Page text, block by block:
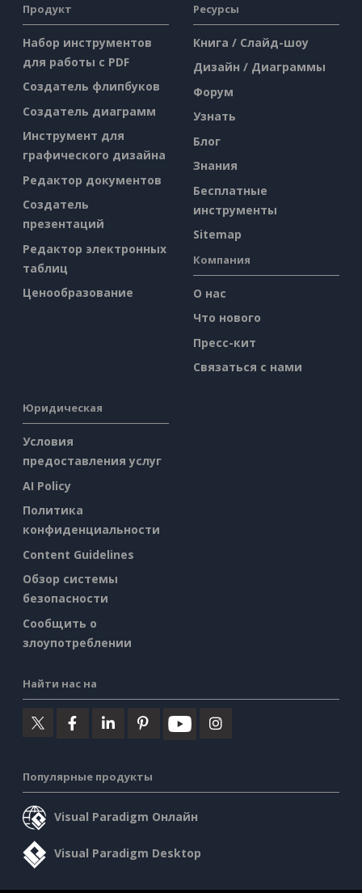
Продукт
Набор инструментов
для работы с PDF
Создатель флипбуков
Создатель диаграмм
Инструмент для
графического дизайна
Редактор документов
Создатель
презентаций
Редактор электронных
таблиц
Ценообразование
Ресурсы
Книга / Слайд-шоу
Дизайн / Диаграммы
Форум
Узнать
Блог
Знания
Бесплатные
инструменты
Sitemap
Компания
О нас
Что нового
Пресс-кит
Связаться с нами
Юридическая
Условия
предоставления услуг
AI Policy
Политика
конфиденциальности
Content Guidelines
Обзор системы
безопасности
Сообщить о
злоупотреблении
Найти нас на
Популярные продукты
Visual Paradigm Онлайн
Visual Paradigm Desktop